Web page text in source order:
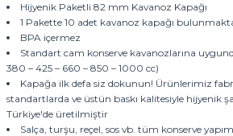
Hijyenik Paketli 82 mm Kavanoz Kapağı
1 Pakette 10 adet kavanoz kapağı
BPA içermez
Standart cam konserve kavanozlarına
380 – 425 – 660 – 850 – 1000 cc)
Kapağa ilk defa siz dokunun! Ürünlerimiz
standartlarda ve üstün baskı kalitesiyle hijyenik
Türkiye'de üretilmiştir
Salça, turşu, reçel, sos vb. tüm konserve